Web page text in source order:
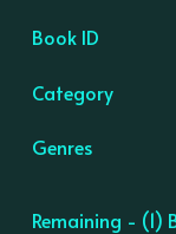
Book ID
Category
Genres
Remaining - (1)